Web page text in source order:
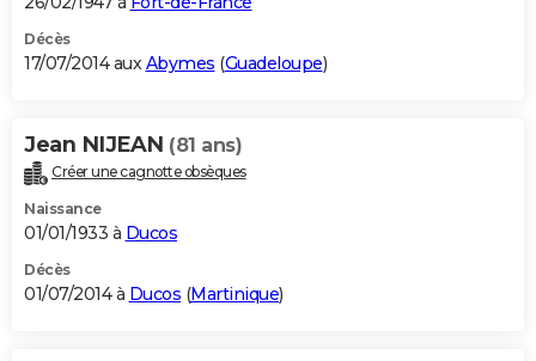
Décès
17/07/2014 auxAbymes (Guadeloupe)
Jean NIJEAN (81 ans)
Créer une cagnotte obsèques
Naissance
01/01/1933 à Ducos
Décès
01/07/2014 à Ducos (Martinique)